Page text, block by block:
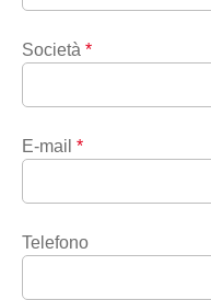
Società *
E-mail *
Telefono